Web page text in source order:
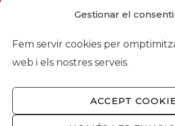
Gestionar el
Fem servir cookies per
web i els nostres serveis.
ACCEPT
foment@foment.com
© 2026 - Foment del
Nosaltres